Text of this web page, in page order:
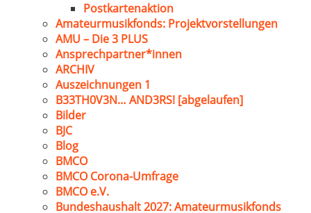
Postkartenaktion
Amateurmusikfonds: Projektvorstellungen
AMU – Die 3 PLUS
Ansprechpartner*innen
ARCHIV
Auszeichnungen 1
B33TH0V3N… AND3RS! [abgelaufen]
Bilder
BJC
Blog
BMCO
BMCO Corona-Umfrage
BMCO e.V.
Bundeshaushalt 2027: Amateurmusikfonds